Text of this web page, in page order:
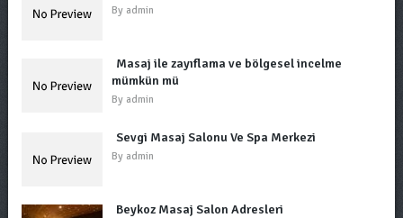
By admin
Masaj ile zayıflama ve bölgesel incelme
mümkün mü
By admin
Sevgi Masaj Salonu Ve Spa Merkezi
By admin
Beykoz Masaj Salon Adresleri